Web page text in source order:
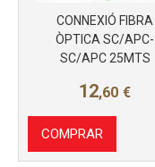
CONNEXIÓ FIBRA
ÒPTICA SC/APC-
SC/APC 25MTS
12,60 €
COMPRAR
Más info